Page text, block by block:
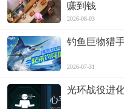
赚到钱
2026-08-03
钓鱼巨物猎
2026-07-31
光环战役进